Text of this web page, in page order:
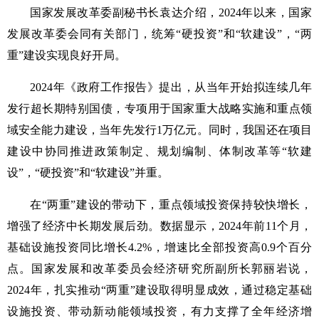
国家发展改革委副秘书长袁达介绍，2024年以来，国家
发展改革委会同有关部门，统筹“硬投资”和“软建设”，“两
重”建设实现良好开局。
2024年《政府工作报告》提出，从当年开始拟连续几年
发行超长期特别国债，专项用于国家重大战略实施和重点领
域安全能力建设，当年先发行1万亿元。同时，我国还在项目
建设中协同推进政策制定、规划编制、体制改革等“软建
设”，“硬投资”和“软建设”并重。
在“两重”建设的带动下，重点领域投资保持较快增长，
增强了经济中长期发展后劲。数据显示，2024年前11个月，
基础设施投资同比增长4.2%，增速比全部投资高0.9个百分
点。国家发展和改革委员会经济研究所副所长郭丽岩说，
2024年，扎实推动“两重”建设取得明显成效，通过稳定基础
设施投资、带动新动能领域投资，有力支撑了全年经济增